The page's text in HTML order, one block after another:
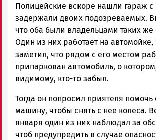
Полицейские вскоре нашли гараж
задержали двоих подозреваемых.
что оба были владельцами таких же
Один из них работает на
заметил, что рядом с его местом
припаркован автомобиль, о
видимому, кто-то забыл.
Тогда он попросил приятеля помочь
машину, чтобы снять с нее колеса.
января один из них наблюдал за
чтоб предупредить в случае